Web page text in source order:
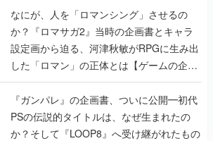
なにが、人を「ロマンシング」させるの
か？『ロマサガ2』当時の企画書とキャラ
設定画から迫る、河津秋敏がRPGに生み出
した「ロマン」の正体とは【ゲームの企画
書】
『ガンパレ』の企画書、ついに公開━初代
PSの伝説的タイトルは、なぜ生まれたの
か？そして『LOOP8』へ受け継がれたもの